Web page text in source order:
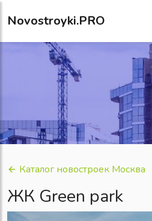
Novostroyki.PRO
Каталог новостроек Москва
ЖК Green park